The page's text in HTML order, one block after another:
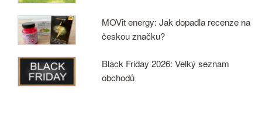
MOVit energy: Jak dopadla recenze na
českou značku?
Black Friday 2026: Velký seznam
obchodů